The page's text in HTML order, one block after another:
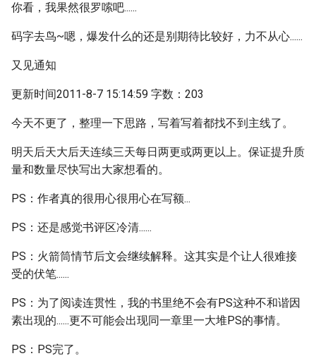
你看，我果然很罗嗦吧......
码字去鸟~嗯，爆发什么的还是别期待比较好，力不从心......
又见通知
更新时间2011-8-7 15:14:59 字数：203
今天不更了，整理一下思路，写着写着都找不到主线了。
明天后天大后天连续三天每日两更或两更以上。保证提升质
量和数量尽快写出大家想看的。
PS：作者真的很用心很用心在写额...
PS：还是感觉书评区冷清......
PS：火箭筒情节后文会继续解释。这其实是个让人很难接
受的伏笔......
PS：为了阅读连贯性，我的书里绝不会有PS这种不和谐因
素出现的......更不可能会出现同一章里一大堆PS的事情。
PS：PS完了。